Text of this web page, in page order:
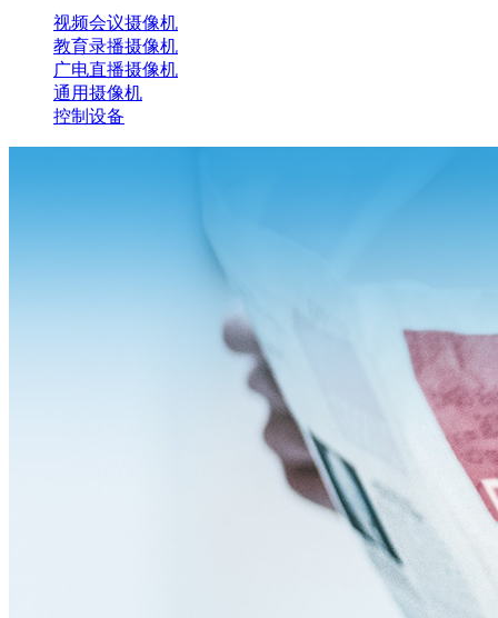
视频会议摄像机
教育录播摄像机
广电直播摄像机
通用摄像机
控制设备